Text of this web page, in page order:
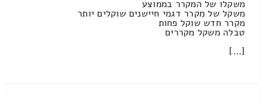
משקלו של המקרר בממוצע
משקל של מקרר דגמי חיישנים שוקלים יותר
מקרר חדש שוקל פחות
טבלה משקל מקררים
[…]